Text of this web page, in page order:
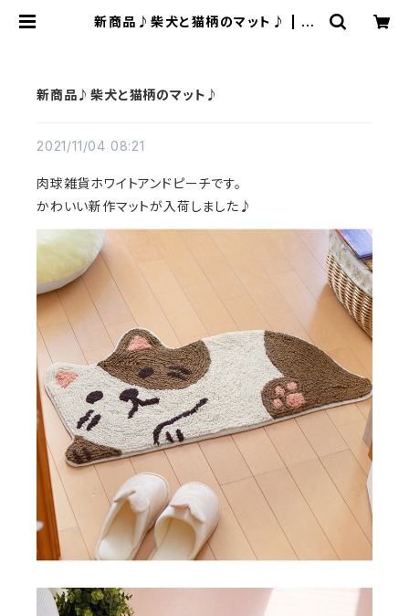
新商品♪柴犬と猫柄のマット♪ | 肉
新商品♪柴犬と猫柄のマット♪
2021/11/04 08:21
肉球雑貨ホワイトアンドピーチです。
かわいい新作マットが入荷しました♪